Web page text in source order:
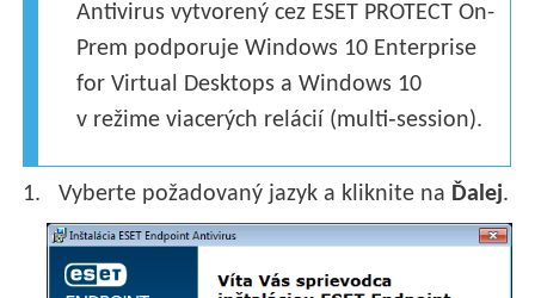
Antivirus vytvorený cez ESET PROTECT On-
Prem podporuje Windows 10 Enterprise
for Virtual Desktops a Windows 10
v režime viacerých relácií (multi‑session).
Vyberte požadovaný jazyk a kliknite na Ďalej.